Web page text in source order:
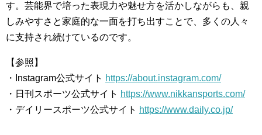
す。芸能界で培った表現力や魅せ方を活かしながらも、親
しみやすさと家庭的な一面を打ち出すことで、多くの人々
に支持され続けているのです。
【参照】
・Instagram公式サイト https://about.instagram.com/
・日刊スポーツ公式サイト https://www.nikkansports.com/
・デイリースポーツ公式サイト https://www.daily.co.jp/